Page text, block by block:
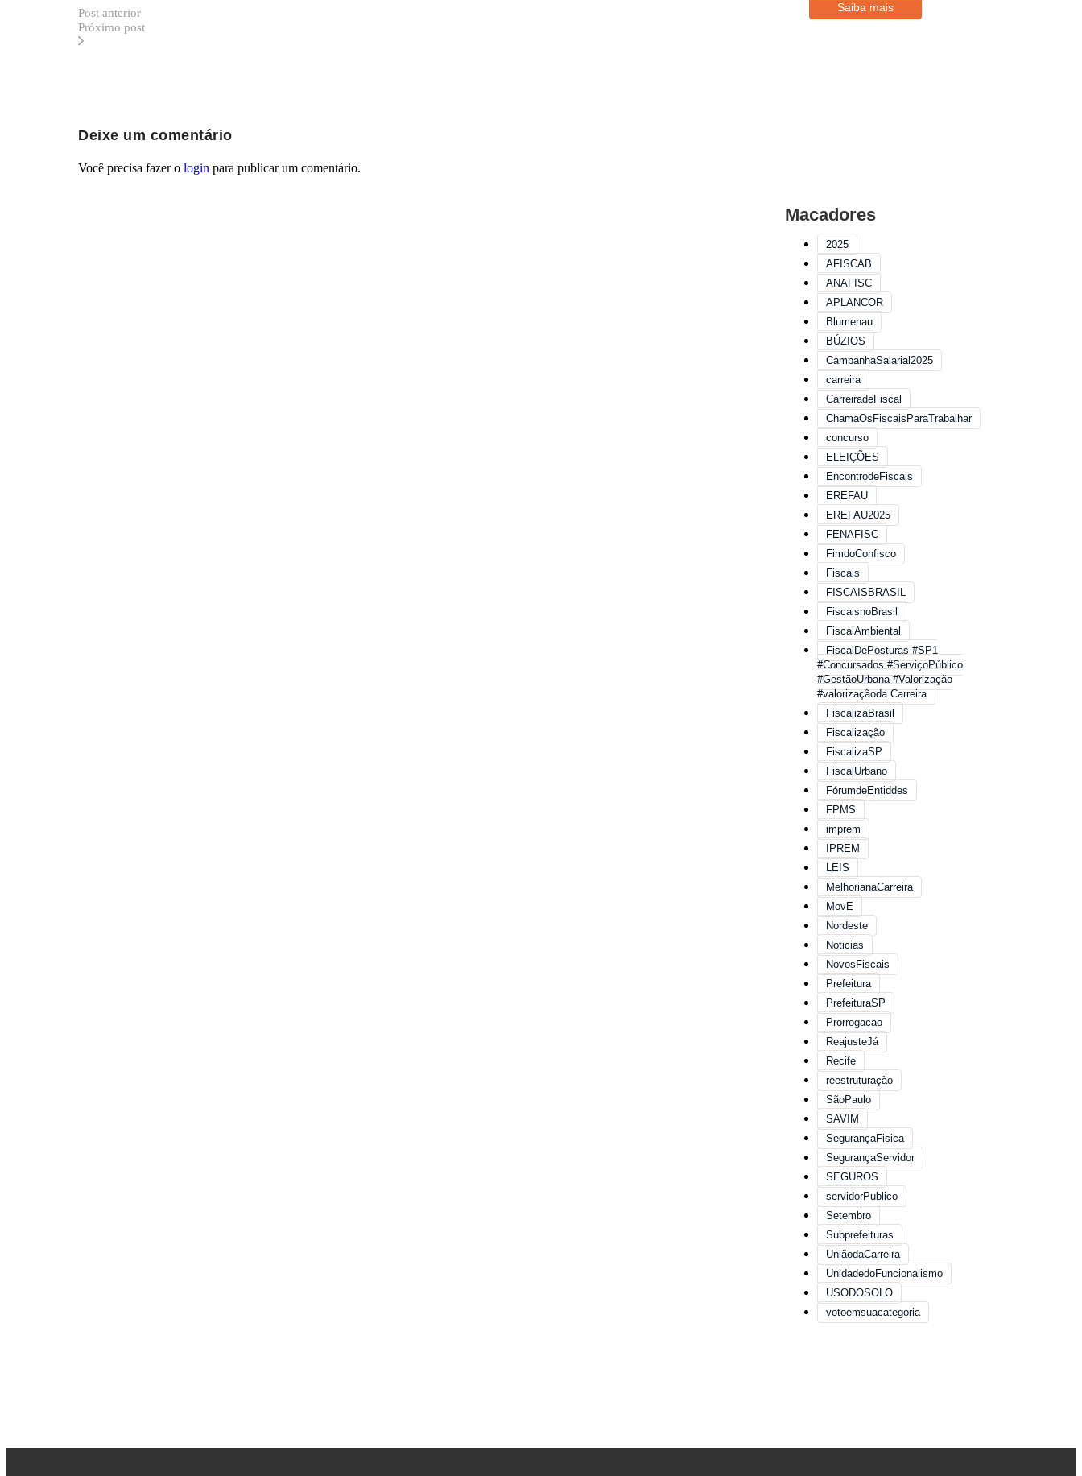
Post anterior
Próximo post
Deixe um comentário
Você precisa fazer o login para publicar um comentário.
Saiba mais
Macadores
2025
AFISCAB
ANAFISC
APLANCOR
Blumenau
BÚZIOS
CampanhaSalarial2025
carreira
CarreiradeFiscal
ChamaOsFiscaisParaTrabalhar
concurso
ELEIÇÕES
EncontrodeFiscais
EREFAU
EREFAU2025
FENAFISC
FimdoConfisco
Fiscais
FISCAISBRASIL
FiscaisnoBrasil
FiscalAmbiental
FiscalDePosturas #SP1
#Concursados #ServiçoPúblico
#GestãoUrbana #Valorização
#valorizaçãoda Carreira
FiscalizaBrasil
Fiscalização
FiscalizaSP
FiscalUrbano
FórumdeEntiddes
FPMS
imprem
IPREM
LEIS
MelhorianaCarreira
MovE
Nordeste
Noticias
NovosFiscais
Prefeitura
PrefeituraSP
Prorrogacao
ReajusteJá
Recife
reestruturação
SãoPaulo
SAVIM
SegurançaFisica
SegurançaServidor
SEGUROS
servidorPublico
Setembro
Subprefeituras
UniãodaCarreira
UnidadedoFuncionalismo
USODOSOLO
votoemsuacategoria